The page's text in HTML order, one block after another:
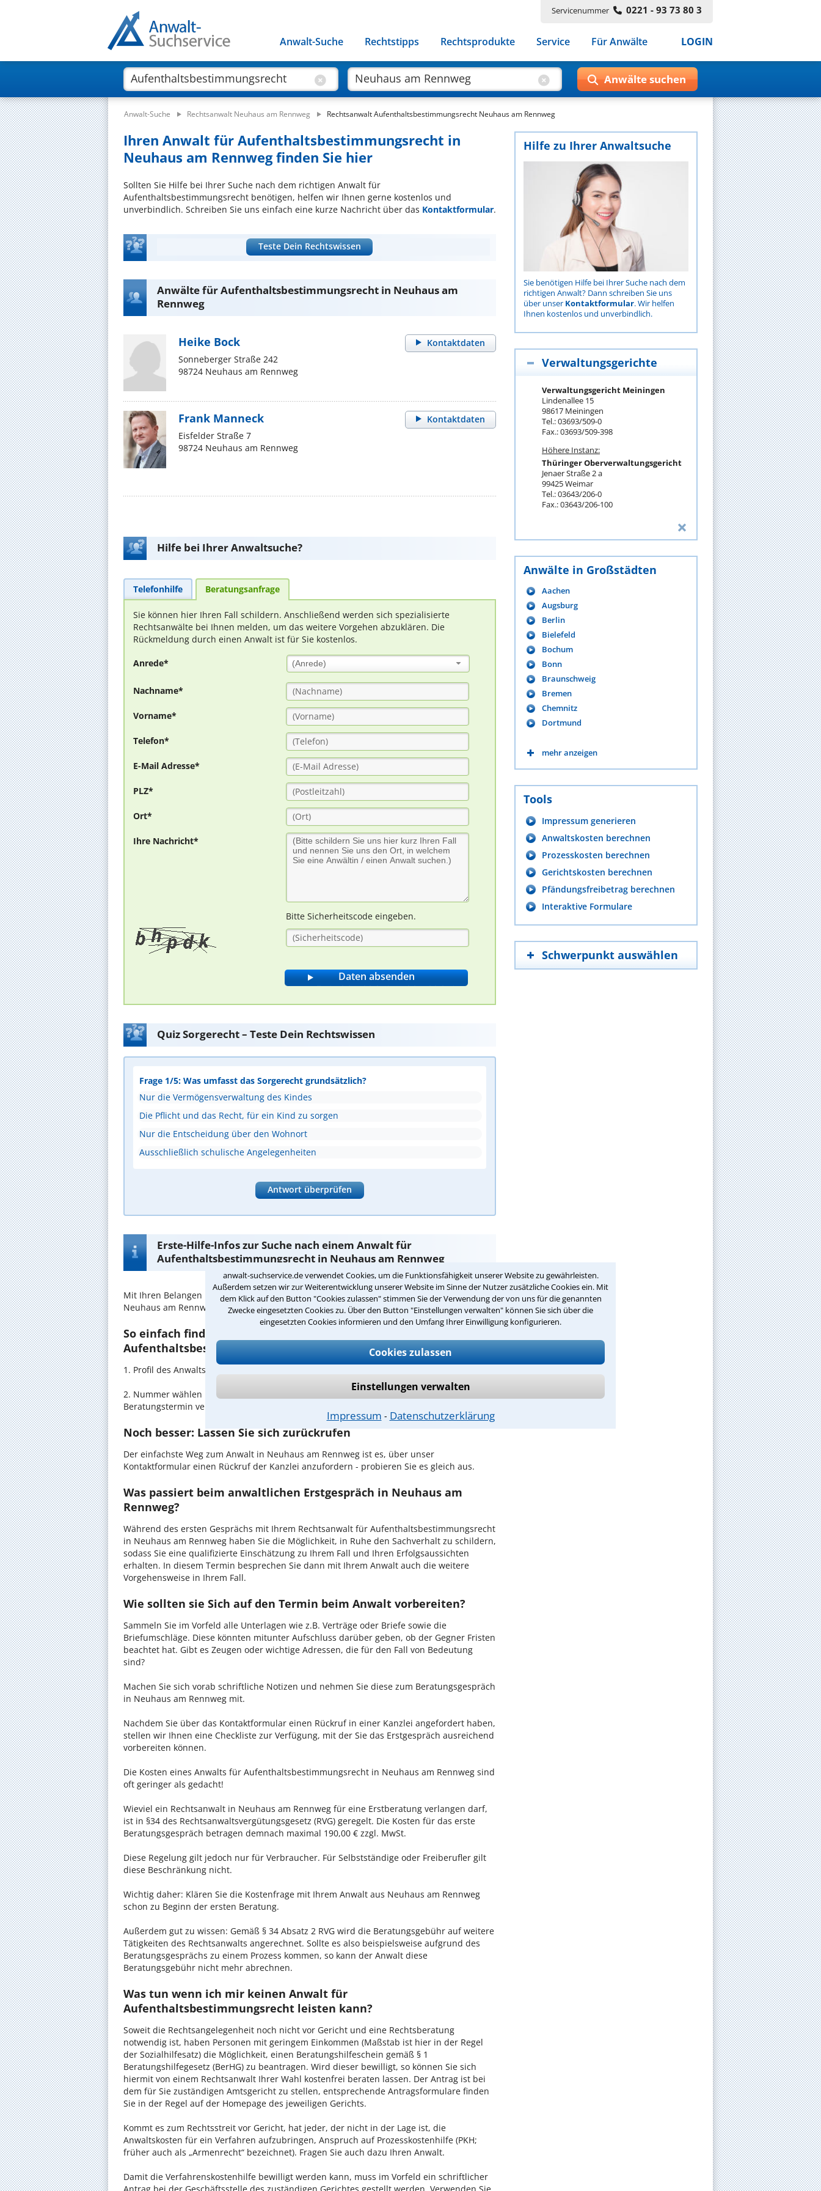
anwalt-suchservice.de verwendet Cookies, um die Funktionsfähigkeit unserer Website zu gewährleisten.
Außerdem setzen wir zur Weiterentwicklung unserer Website im Sinne der Nutzer zusätzliche Cookies ein. Mit
dem Klick auf den Button "Cookies zulassen" stimmen Sie der Verwendung der von uns für die genannten
Zwecke eingesetzten Cookies zu. Über den Button "Einstellungen verwalten" können Sie sich über die
eingesetzten Cookies informieren und den Umfang Ihrer Einwilligung konfigurieren.
Cookies zulassen
Einstellungen verwalten
Impressum ⁃ Datenschutzerklärung
Servicenummer 0221 - 93 73 80 3
Anwalt-Suche Rechtstipps Rechtsprodukte Service Für Anwälte LOGIN
Anwalt-Suche Rechtsanwalt Neuhaus am Rennweg Rechtsanwalt Aufenthaltsbestimmungsrecht Neuhaus am Rennweg
Ihren Anwalt für Aufenthaltsbestimmungsrecht in
Neuhaus am Rennweg finden Sie hier
Sollten Sie Hilfe bei Ihrer Suche nach dem richtigen Anwalt für
Aufenthaltsbestimmungsrecht benötigen, helfen wir Ihnen gerne kostenlos und
unverbindlich. Schreiben Sie uns einfach eine kurze Nachricht über das Kontaktformular.
Teste Dein Rechtswissen
Anwälte für Aufenthaltsbestimmungsrecht in Neuhaus am
Rennweg
Kontaktdaten
Heike Bock
Sonneberger Straße 242
98724 Neuhaus am Rennweg
Kontaktdaten
Frank Manneck
Eisfelder Straße 7
98724 Neuhaus am Rennweg
Hilfe bei Ihrer Anwaltsuche?
Telefonhilfe Beratungsanfrage
Sie können hier Ihren Fall schildern. Anschließend werden sich spezialisierte
Rechtsanwälte bei Ihnen melden, um das weitere Vorgehen abzuklären. Die
Rückmeldung durch einen Anwalt ist für Sie kostenlos.
Anrede* (Anrede)
Nachname*
Vorname*
Telefon*
E-Mail Adresse*
PLZ*
Ort*
Ihre Nachricht*
Bitte Sicherheitscode eingeben.
Quiz Sorgerecht – Teste Dein Rechtswissen
Frage 1/5: Was umfasst das Sorgerecht grundsätzlich?
Nur die Vermögensverwaltung des Kindes
Die Pflicht und das Recht, für ein Kind zu sorgen
Nur die Entscheidung über den Wohnort
Ausschließlich schulische Angelegenheiten
Antwort überprüfen
Erste-Hilfe-Infos zur Suche nach einem Anwalt für
Aufenthaltsbestimmungsrecht in Neuhaus am Rennweg
Mit Ihren Belangen im Aufenthaltsbestimmungsrechtsind Sie bei unseren Anwälten aus
Neuhaus am Rennweg und Umgebung in guten Händen.
So einfach finden Sie den passenden Anwalt für
Aufenthaltsbestimmungsrecht in Neuhaus am Rennweg:
1. Profil des Anwalts für Aufenthaltsbestimmungsrecht in Ihrer Umgebung auswählen
2. Nummer wählen und direkt mit der Kanzlei in Neuhaus am Rennweg einen
Beratungstermin vereinbaren
Noch besser: Lassen Sie sich zurückrufen
Der einfachste Weg zum Anwalt in Neuhaus am Rennweg ist es, über unser
Kontaktformular einen Rückruf der Kanzlei anzufordern - probieren Sie es gleich aus.
Was passiert beim anwaltlichen Erstgespräch in Neuhaus am
Rennweg?
Während des ersten Gesprächs mit Ihrem Rechtsanwalt für Aufenthaltsbestimmungsrecht
in Neuhaus am Rennweg haben Sie die Möglichkeit, in Ruhe den Sachverhalt zu schildern,
sodass Sie eine qualifizierte Einschätzung zu Ihrem Fall und Ihren Erfolgsaussichten
erhalten. In diesem Termin besprechen Sie dann mit Ihrem Anwalt auch die weitere
Vorgehensweise in Ihrem Fall.
Wie sollten sie Sich auf den Termin beim Anwalt vorbereiten?
Sammeln Sie im Vorfeld alle Unterlagen wie z.B. Verträge oder Briefe sowie die
Briefumschläge. Diese könnten mitunter Aufschluss darüber geben, ob der Gegner Fristen
beachtet hat. Gibt es Zeugen oder wichtige Adressen, die für den Fall von Bedeutung
sind?
Machen Sie sich vorab schriftliche Notizen und nehmen Sie diese zum Beratungsgespräch
in Neuhaus am Rennweg mit.
Nachdem Sie über das Kontaktformular einen Rückruf in einer Kanzlei angefordert haben,
stellen wir Ihnen eine Checkliste zur Verfügung, mit der Sie das Erstgespräch ausreichend
vorbereiten können.
Die Kosten eines Anwalts für Aufenthaltsbestimmungsrecht in Neuhaus am Rennweg sind
oft geringer als gedacht!
Wieviel ein Rechtsanwalt in Neuhaus am Rennweg für eine Erstberatung verlangen darf,
ist in §34 des Rechtsanwaltsvergütungsgesetz (RVG) geregelt. Die Kosten für das erste
Beratungsgespräch betragen demnach maximal 190,00 € zzgl. MwSt.
Diese Regelung gilt jedoch nur für Verbraucher. Für Selbstständige oder Freiberufler gilt
diese Beschränkung nicht.
Wichtig daher: Klären Sie die Kostenfrage mit Ihrem Anwalt aus Neuhaus am Rennweg
schon zu Beginn der ersten Beratung.
Außerdem gut zu wissen: Gemäß § 34 Absatz 2 RVG wird die Beratungsgebühr auf weitere
Tätigkeiten des Rechtsanwalts angerechnet. Sollte es also beispielsweise aufgrund des
Beratungsgesprächs zu einem Prozess kommen, so kann der Anwalt diese
Beratungsgebühr nicht mehr abrechnen.
Was tun wenn ich mir keinen Anwalt für
Aufenthaltsbestimmungsrecht leisten kann?
Soweit die Rechtsangelegenheit noch nicht vor Gericht und eine Rechtsberatung
notwendig ist, haben Personen mit geringem Einkommen (Maßstab ist hier in der Regel
der Sozialhilfesatz) die Möglichkeit, einen Beratungshilfeschein gemäß § 1
Beratungshilfegesetz (BerHG) zu beantragen. Wird dieser bewilligt, so können Sie sich
hiermit von einem Rechtsanwalt Ihrer Wahl kostenfrei beraten lassen. Der Antrag ist bei
dem für Sie zuständigen Amtsgericht zu stellen, entsprechende Antragsformulare finden
Sie in der Regel auf der Homepage des jeweiligen Gerichts.
Kommt es zum Rechtsstreit vor Gericht, hat jeder, der nicht in der Lage ist, die
Anwaltskosten für ein Verfahren aufzubringen, Anspruch auf Prozesskostenhilfe (PKH;
früher auch als „Armenrecht“ bezeichnet). Fragen Sie auch dazu Ihren Anwalt.
Damit die Verfahrenskostenhilfe bewilligt werden kann, muss im Vorfeld ein schriftlicher
Hilfe zu Ihrer Anwaltsuche
Sie benötigen Hilfe bei Ihrer Suche nach dem
richtigen Anwalt? Dann schreiben Sie uns
über unser Kontaktformular. Wir helfen
Ihnen kostenlos und unverbindlich.
Verwaltungsgerichte
Verwaltungsgericht Meiningen
Lindenallee 15
98617 Meiningen
Tel.: 03693/509-0
Fax.: 03693/509-398
Höhere Instanz:
Thüringer Oberverwaltungsgericht
Jenaer Straße 2 a
99425 Weimar
Tel.: 03643/206-0
Fax.: 03643/206-100
Anwälte in Großstädten
Aachen
Augsburg
Berlin
Bielefeld
Bochum
Bonn
Braunschweig
Bremen
Chemnitz
Dortmund
mehr anzeigen
Tools
Impressum generieren
Anwaltskosten berechnen
Prozesskosten berechnen
Gerichtskosten berechnen
Pfändungsfreibetrag berechnen
Interaktive Formulare
Schwerpunkt auswählen